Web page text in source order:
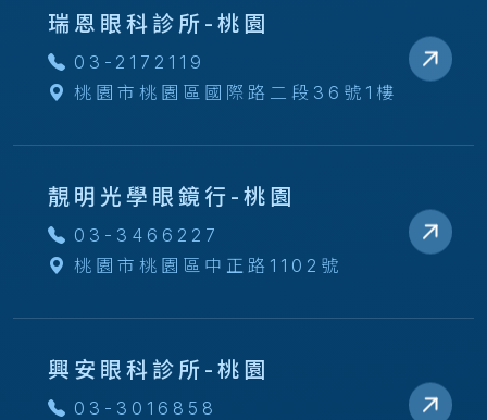
瑞恩眼科診所-桃園
03-2172119
桃園市桃園區國際路二段36號1樓
靚明光學眼鏡行-桃園
03-3466227
桃園市桃園區中正路1102號
興安眼科診所-桃園
03-3016858